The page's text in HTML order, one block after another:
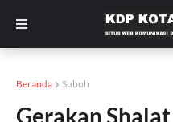
Beranda Subuh
Gerakan